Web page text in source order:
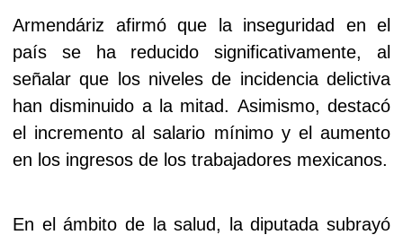
Armendáriz afirmó que la inseguridad en el
país se ha reducido significativamente, al
señalar que los niveles de incidencia delictiva
han disminuido a la mitad. Asimismo, destacó
el incremento al salario mínimo y el aumento
en los ingresos de los trabajadores mexicanos.
En el ámbito de la salud, la diputada subrayó